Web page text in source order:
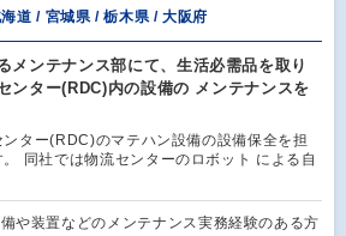
道 / 宮城県 / 栃木県 / 大阪府
メンテナンス部にて、生活必需品を取り
ンター(RDC)内の設備の メンテナンスを
ンター(RDC)のマテハン設備の設備保全を担
同社では物流センターのロボット による自
や装置などのメンテナンス実務経験のある方